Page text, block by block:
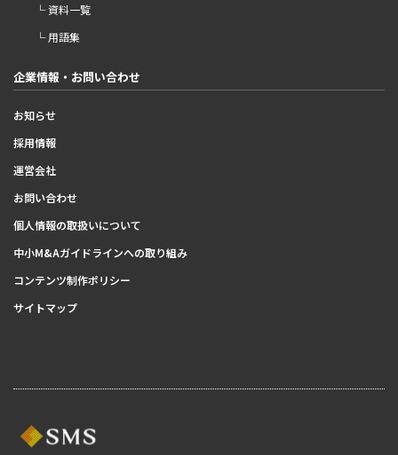
└ 資料一覧
└ 用語集
企業情報・お問い合わせ
お知らせ
採用情報
運営会社
お問い合わせ
個人情報の取扱いについて
中小M&Aガイドラインへの取り組み
コンテンツ制作ポリシー
サイトマップ